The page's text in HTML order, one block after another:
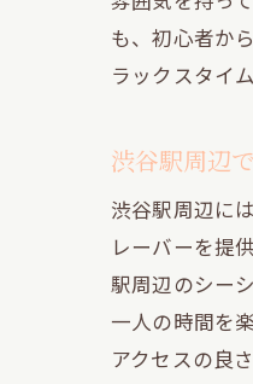
も、初心者か
ラックスタイ
渋谷駅周辺
渋谷駅周辺に
レーバーを提
駅周辺のシー
一人の時間を
アクセスの良